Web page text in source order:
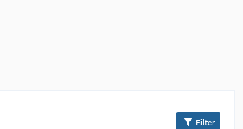
Filter